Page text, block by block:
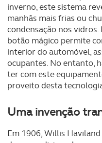
inverno, este sistema
manhãs mais frias ou
condensação nos
botão mágico permite
interior do automóvel,
ocupantes. No entanto,
ter com este
proveito desta
Uma invenção
Em 1906, Willis